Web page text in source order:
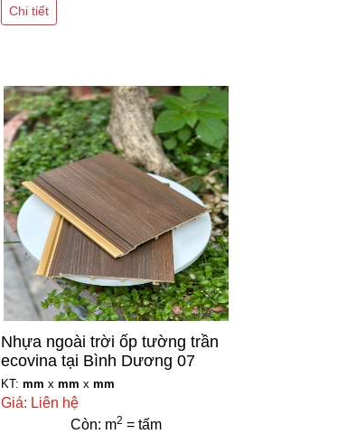
Chi tiết
Nhựa ngoài trời ốp tường trần
ecovina tại Bình Dương 07
KT: mm x mm x mm
Giá: Liên hệ
Còn: m2 = tấm